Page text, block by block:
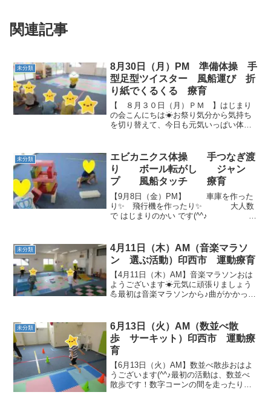
関連記事
未分類
8月30日（月）PM 準備体操 手
型足型ツイスター 風船運び 折
り紙でくるくる 療育
【 ８月３０日（月）ＰＭ 】はじまり
の会こんにちは☀お祭り気分から気持ち
を切り替えて、今日も元気いっぱい体を
置いてみましょう。 足は何色かな？ 苦
しい体勢...
未分類
エビカニクス体操 手つなぎ渡
り ボール転がし ジャン
プ 風船タッチ 療育
【9月8日（金）PM】 車庫を作った
り✨ 飛行機を作ったり✨ 大人数
で はじまりのかい です(^^♪
👣 ✨ 👣 ...
未分類
4月11日（木）AM（音楽マラソ
ン 選ぶ活動）印西市 運動療育
【4月11日（木）AM】音楽マラソンおは
ようございます☀元気に頑張りましょう
💪最初は音楽マラソンから♪曲がかかった
釣りコーナーでは、大きい魚からイカな
ども釣れます🦑ラッ...
未分類
6月13日（火）AM（数並べ散
歩 サーキット）印西市 運動療
育
【6月13日（火）AM】数並べ散歩おはよ
うございます(^^♪最初の活動は、数並べ
散歩です！数字コーンの間を走ったり、